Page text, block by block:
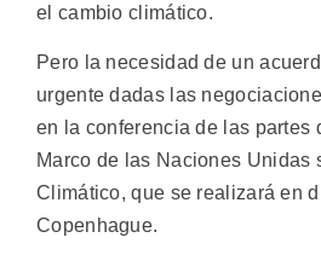
el cambio climático.
Pero la necesidad de un
urgente dadas las
en la conferencia de las partes
Marco de las Naciones Unidas
Climático, que se realizará en
Copenhague.